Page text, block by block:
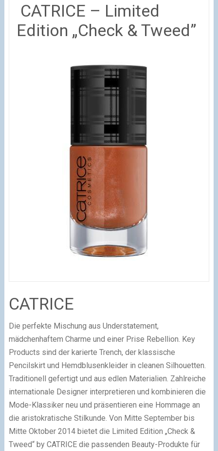
CATRICE – Limited
Edition „Check & Tweed”
CATRICE
Die perfekte Mischung aus Understatement,
mädchenhaftem Charme und einer Prise Rebellion. Key
Products sind der karierte Trench, der klassische
Pencilskirt und Hemdblusenkleider in cleanen Silhouetten.
Traditionell gefertigt und aus edlen Materialien. Zahlreiche
internationale Designer interpretieren und kombinieren die
Mode-Klassiker neu und präsentieren eine Hommage an
die aristokratische Stilkunde. Von Mitte September bis
Mitte Oktober 2014 bietet die Limited Edition „Check &
Tweed“ by CATRICE die passenden Beauty-Produkte für